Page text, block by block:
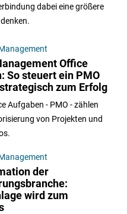
dabei eine größere
Office
So steuert ein PMO
zum Erfolg
Aufgaben - PMO - zählen
von Projekten und
der
wird zum